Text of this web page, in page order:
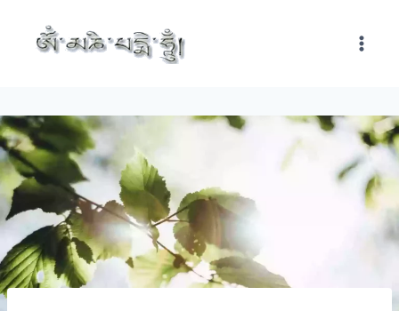
содержимому